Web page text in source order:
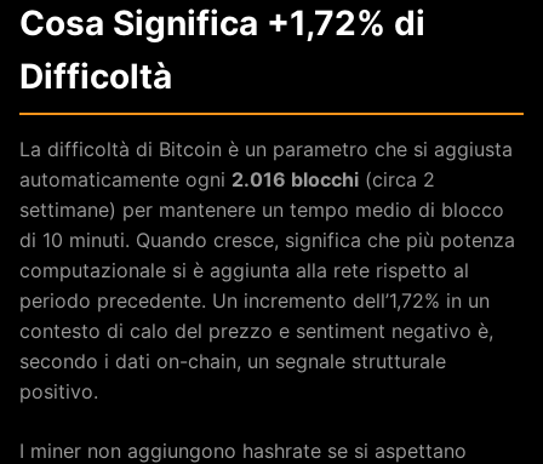
Cosa Significa +1,72% di
Difficoltà
La difficoltà di Bitcoin è un parametro che si aggiusta
automaticamente ogni 2.016 blocchi (circa 2
settimane) per mantenere un tempo medio di blocco
di 10 minuti. Quando cresce, significa che più potenza
computazionale si è aggiunta alla rete rispetto al
periodo precedente. Un incremento dell’1,72% in un
contesto di calo del prezzo e sentiment negativo è,
secondo i dati on-chain, un segnale strutturale
positivo.
I miner non aggiungono hashrate se si aspettano